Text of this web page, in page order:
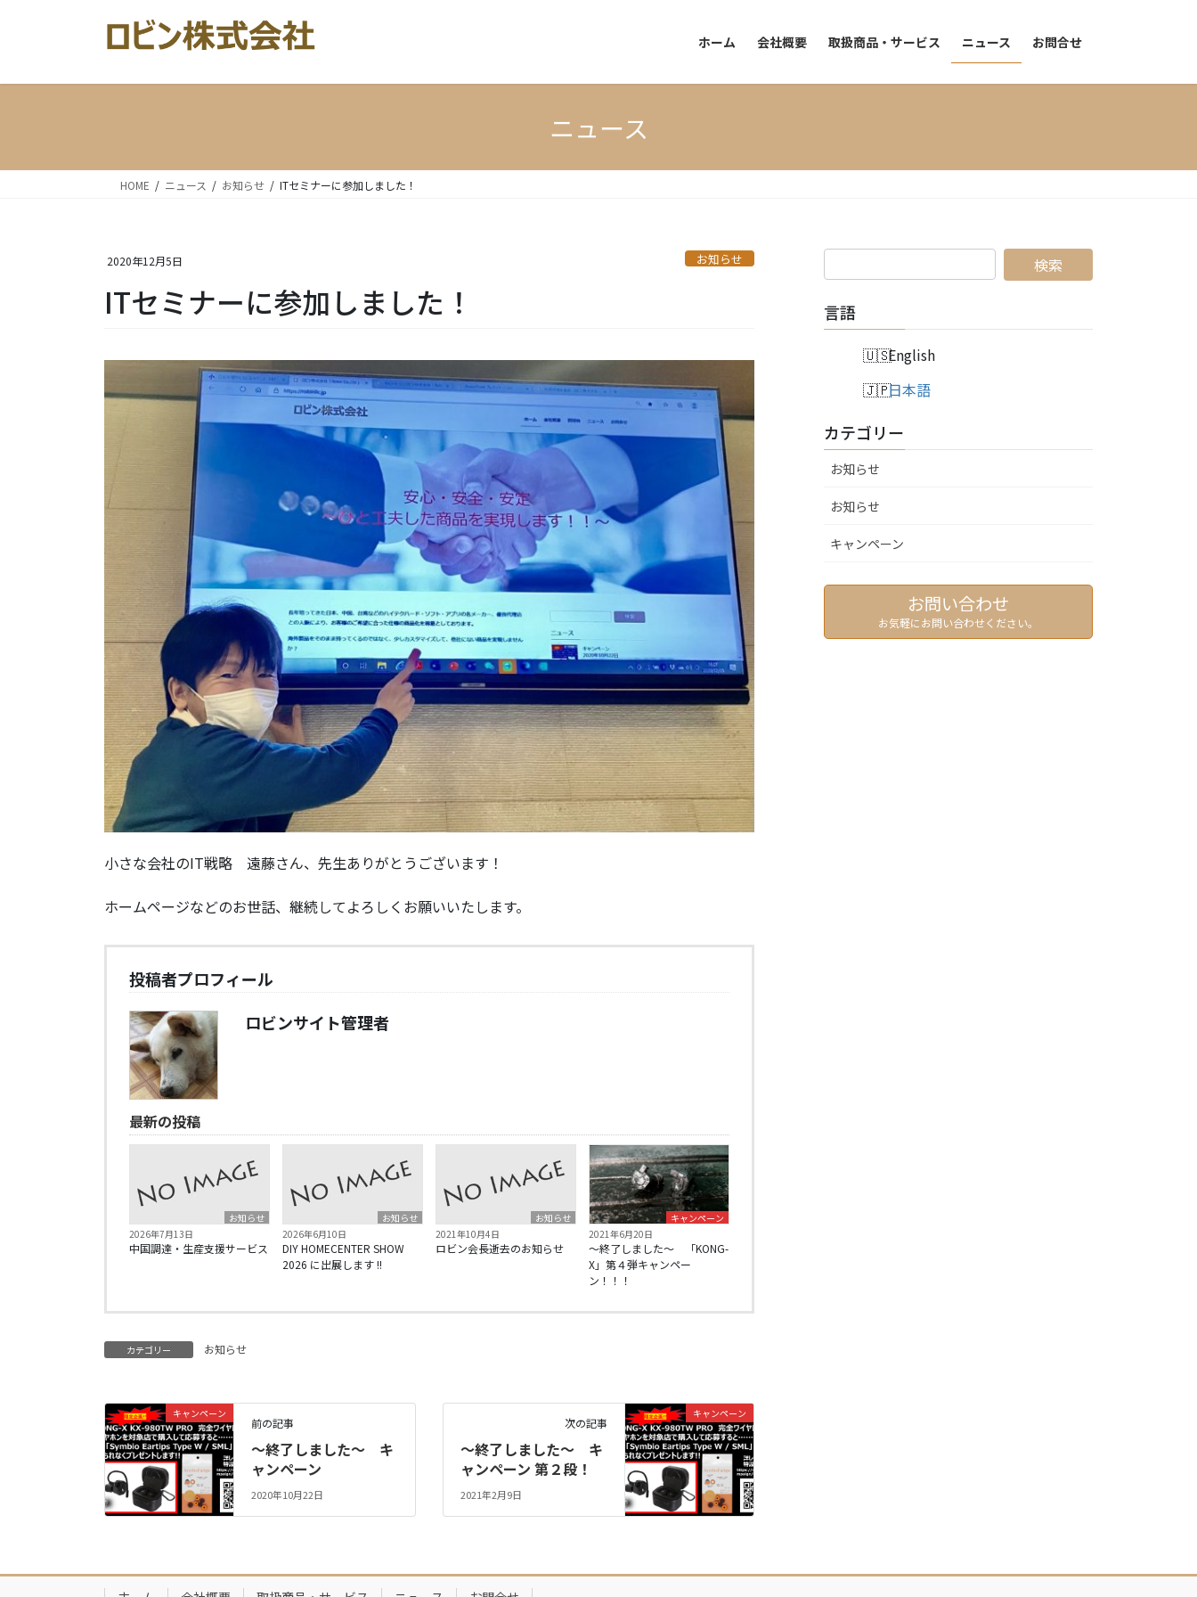
ホーム 会社概要 取扱商品・サービス ニュース お問合せ
ニュース
HOME ニュース お知らせ ITセミナーに参加しました！
2020年12月5日 お知らせ
ITセミナーに参加しました！
小さな会社のIT戦略 遠藤さん、先生ありがとうございます！
ホームページなどのお世話、継続してよろしくお願いいたします。
投稿者プロフィール
ロビンサイト管理者
最新の投稿
お知らせ
2026年7月13日
中国調達・生産支援サービス
お知らせ
2026年6月10日
DIY HOMECENTER SHOW
2026 に出展します !!
お知らせ
2021年10月4日
ロビン会長逝去のお知らせ
キャンペーン
2021年6月20日
～終了しました～ 「KONG-
X」第４弾キャンペー
ン！！！
カテゴリー お知らせ
キャンペーン
前の記事
～終了しました～ キ
ャンペーン
2020年10月22日
キャンペーン
次の記事
～終了しました～ キ
ャンペーン 第２段！
2021年2月9日
言語
English
日本語
カテゴリー
お知らせ
お知らせ
キャンペーン
お問い合わせ
お気軽にお問い合わせください。